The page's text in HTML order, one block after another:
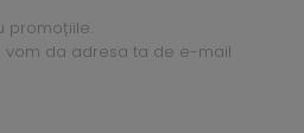
promoțiile.
vom da adresa ta de e-mail